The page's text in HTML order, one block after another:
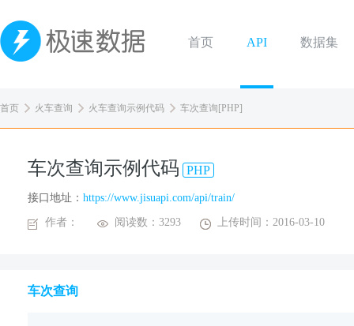
首页 API 数据集
首页 火车查询 火车查询示例代码 车次查询[PHP]
车次查询示例代码 PHP
接口地址： https://www.jisuapi.com/api/train/
作者： 阅读数：3293 上传时间：2016-03-10
车次查询